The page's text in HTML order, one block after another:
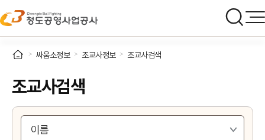
싸움소정보 조교사정보 조교사검색
조교사검색